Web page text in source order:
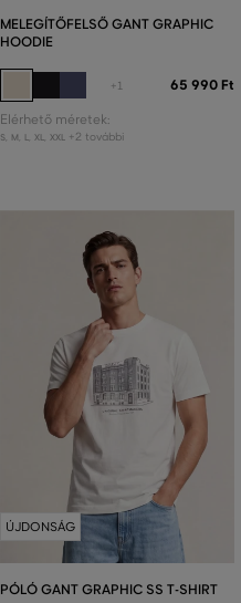
MELEGÍTŐFELSŐ GANT GRAPHIC
HOODIE
+1 65 990 Ft
Elérhető méretek:
S, M L XL XXL +2 további
ÚJDONSÁG
PÓLÓ GANT GRAPHIC SS T-SHIRT